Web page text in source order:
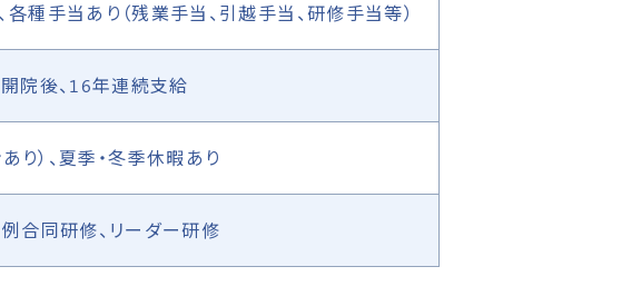
種手当あり（残業手当、引越手当、研修手当等）
院後、16年連続支給
り）、夏季・冬季休暇あり
合同研修、リーダー研修